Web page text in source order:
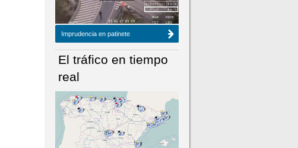
Imprudencia en patinete
El tráfico en tiempo
real